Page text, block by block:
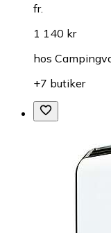
fr.
1 140 kr
hos
+7 butiker